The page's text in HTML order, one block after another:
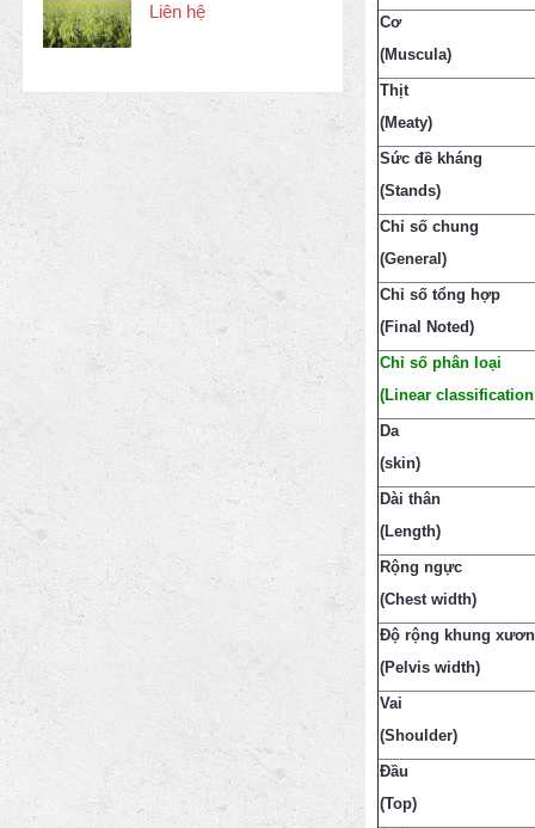
Liên hệ
Cơ
(Muscula)
Thịt
(Meaty)
Sức đề kháng
(Stands)
Chỉ số chung
(General)
Chỉ số tổng hợp
(Final Noted)
Chỉ số phân loại
(Linear
Da
(skin)
Dài thân
(Length)
Rộng ngực
(Chest width)
Độ rộng khung
(Pelvis width)
Vai
(Shoulder)
Đầu
(Top)